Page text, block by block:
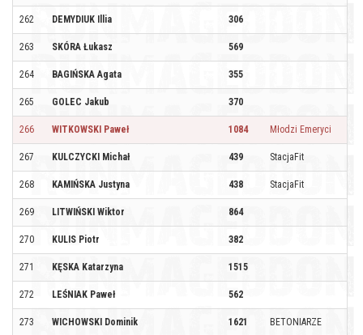
262 DEMYDIUK Illia 306
263 SKÓRA Łukasz 569
264 BAGIŃSKA Agata 355
265 GOLEC Jakub 370
266 WITKOWSKI Paweł 1084 Młodzi Emeryci
267 KULCZYCKI Michał 439 StacjaFit
268 KAMIŃSKA Justyna 438 StacjaFit
269 LITWIŃSKI Wiktor 864
270 KULIS Piotr 382
271 KĘSKA Katarzyna 1515
272 LEŚNIAK Paweł 562
273 WICHOWSKI Dominik 1621 BETONIARZE